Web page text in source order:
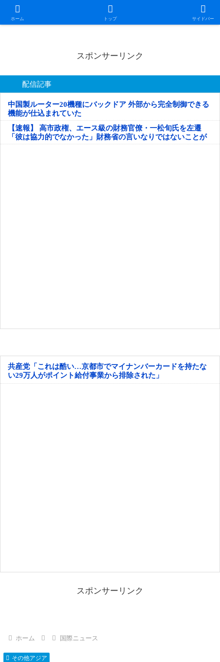
ホーム トップ サイドバー
日本第一！ニュース録
スポンサーリンク
配信記事
中国製ルーター20機種にバックドア 外部から完全制御できる
機能が仕込まれていた
【速報】 高市政権、エース級の財務官僚・一松旬氏を左遷
「彼は協力的でなかった」財務省の言いなりではないことが
判明
共産党「これは酷い…京都市でマイナンバーカードを持たな
い29万人がポイント給付事業から排除された」
スポンサーリンク
ホーム 国際ニュース
その他アジア